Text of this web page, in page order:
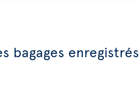
bagages enregistrés